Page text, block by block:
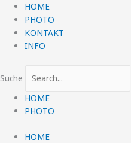
Zum
Inhalt
springen
HOME
PHOTO
KONTAKT
INFO
Suche
HOME
PHOTO
HOME